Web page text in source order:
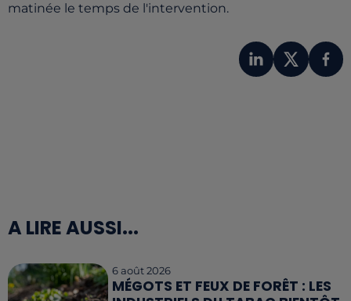
matinée le temps de l'intervention.
A LIRE AUSSI...
6 août 2026
MÉGOTS ET FEUX DE FORÊT : LES